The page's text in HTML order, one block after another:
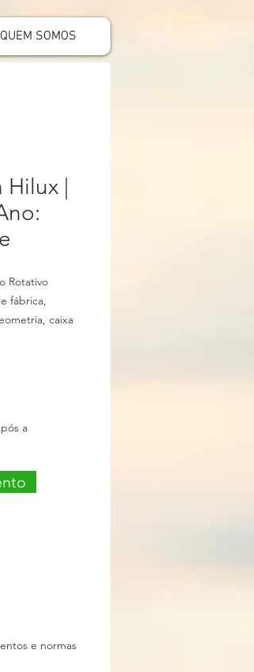
Hilux |
Rotativo
fábrica,
caixa
a
e normas
QUEM SOMOS